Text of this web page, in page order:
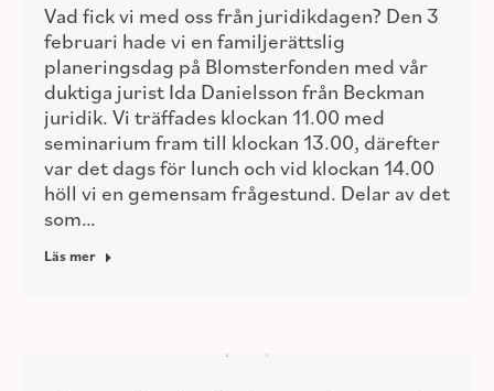
Vad fick vi med oss från juridikdagen? Den 3
februari hade vi en familjerättslig
planeringsdag på Blomsterfonden med vår
duktiga jurist Ida Danielsson från Beckman
juridik. Vi träffades klockan 11.00 med
seminarium fram till klockan 13.00, därefter
var det dags för lunch och vid klockan 14.00
höll vi en gemensam frågestund. Delar av det
som…
Läs mer